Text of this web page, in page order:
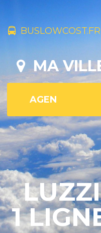
BUSLOWCOST.FR
MA
1